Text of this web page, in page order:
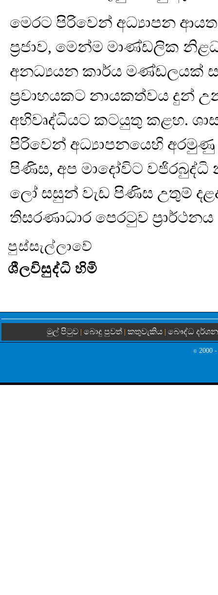
මෙරට පිරිවෙන් අධ්‍යාපන
ප්‍රජාව, මෙන්ම මාණ්ඩලික
අනධ්‍යයන කාර්ය මණ්ඩලයක්
ප්‍රවාහයකට නායකත්වය දුන්
අභිවෘද්ධියට කටයුතු කළහ.
පිරිවෙන් අධ්‍යාපනයෙහි
පිණිස, අප මාදෝවිට වජිරබුද්ධි
ලෝ සසුන් වැඩ පිණිස උතුම්
තිසරණාධාර පෙරටුව
පුස්සැල්ලාවේ
ශීලවිසුද්ධි හිමි
මුල් පිටුව | බොදු පුවත්| කතුවැකිය| බෞද්ධ
© 2000